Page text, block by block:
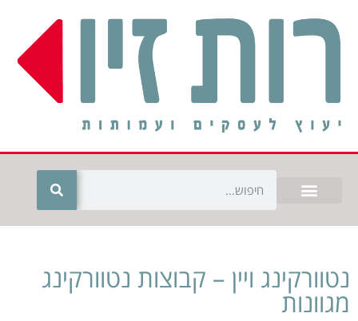
נטוורקינג ויין – קבוצות נטוורקינג
מגוונות